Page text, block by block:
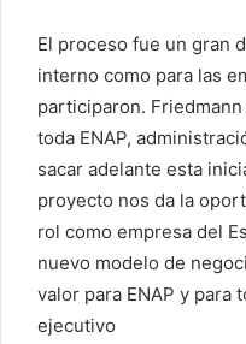
El proceso fue un gran
interno como para las
participaron.
toda ENAP,
sacar adelante esta
proyecto nos da la
rol como empresa del
nuevo modelo de
valor para ENAP y para
ejecutivo